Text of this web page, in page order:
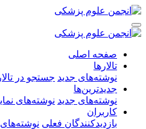
صفحه اصلی
تالارها
نوشته‌های جدید جستجو در
جدیدترین‌ها
نوشته‌های جدید نوشته‌های
کاربران
بازدیدکنندگان فعلی نوشته‌های